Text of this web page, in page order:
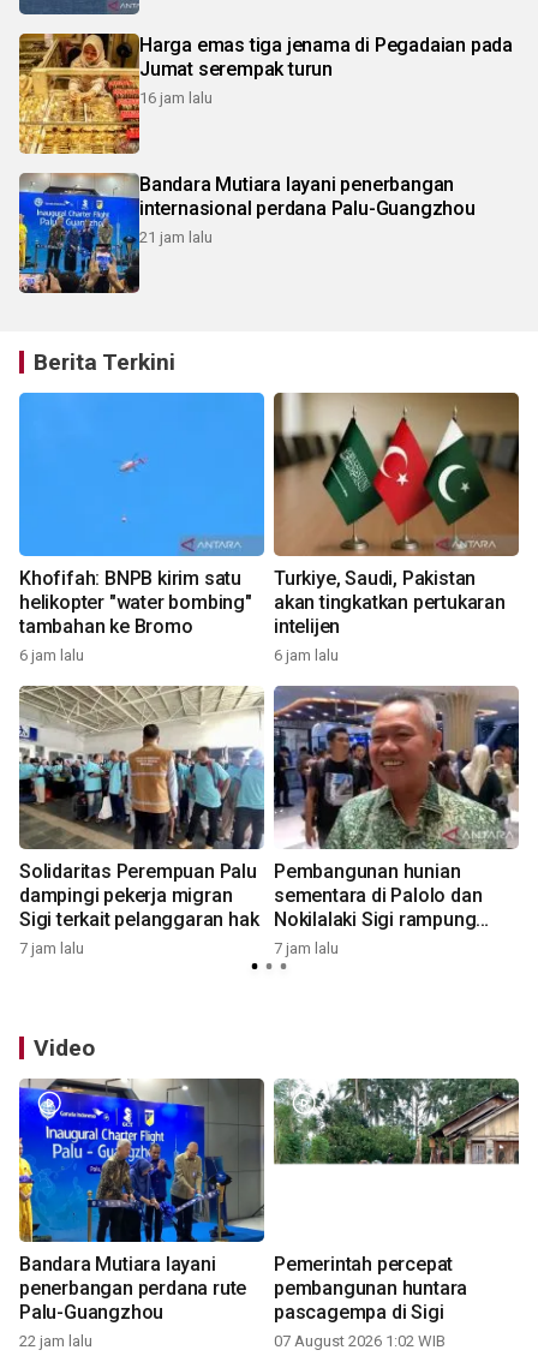
Harga emas tiga jenama di Pegadaian pada
Jumat serempak turun
16 jam lalu
Bandara Mutiara layani penerbangan
internasional perdana Palu-Guangzhou
21 jam lalu
Berita Terkini
Khofifah: BNPB kirim satu
helikopter "water bombing"
tambahan ke Bromo
6 jam lalu
Turkiye, Saudi, Pakistan
akan tingkatkan pertukaran
intelijen
6 jam lalu
Solidaritas Perempuan Palu
dampingi pekerja migran
Sigi terkait pelanggaran hak
7 jam lalu
Pembangunan hunian
sementara di Palolo dan
Nokilalaki Sigi rampung
September
7 jam lalu
Video
Bandara Mutiara layani
penerbangan perdana rute
Palu-Guangzhou
22 jam lalu
Pemerintah percepat
pembangunan huntara
pascagempa di Sigi
07 August 2026 1:02 WIB